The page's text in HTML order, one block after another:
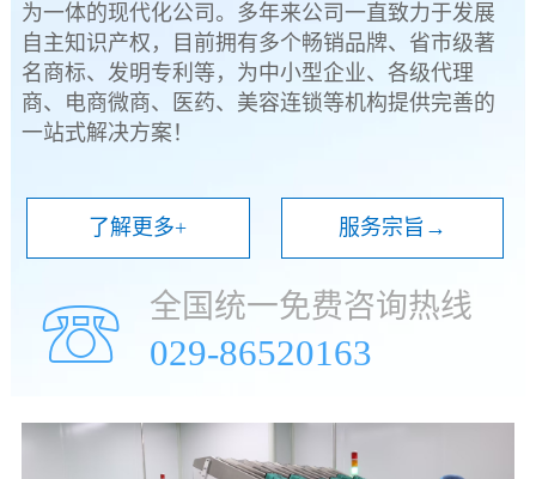
为一体的现代化公司。多年来公司一直致力于发展
自主知识产权，目前拥有多个畅销品牌、省市级著
名商标、发明专利等，为中小型企业、各级代理
商、电商微商、医药、美容连锁等机构提供完善的
一站式解决方案！
了解更多+ 服务宗旨→
☏ 全国统一免费咨询热线
029-86520163